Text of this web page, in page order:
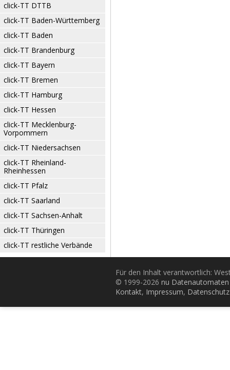
click-TT DTTB
click-TT Baden-Württemberg
click-TT Baden
click-TT Brandenburg
click-TT Bayern
click-TT Bremen
click-TT Hamburg
click-TT Hessen
click-TT Mecklenburg-
Vorpommern
click-TT Niedersachsen
click-TT Rheinland-
Rheinhessen
click-TT Pfalz
click-TT Saarland
click-TT Sachsen-Anhalt
click-TT Thüringen
click-TT restliche Verbände
Für den Inhalt verantwortlich:
© 1999-2026 nu
Kontakt, Impressum, Datenschutz